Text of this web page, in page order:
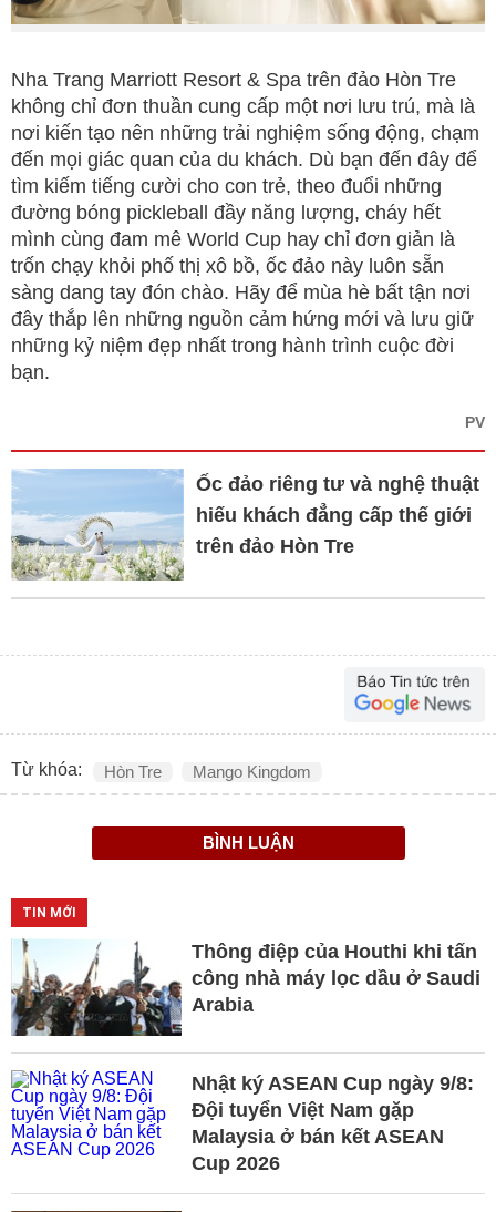
Nha Trang Marriott Resort & Spa trên đảo Hòn Tre
không chỉ đơn thuần cung cấp một nơi lưu trú, mà là
nơi kiến tạo nên những trải nghiệm sống động, chạm
đến mọi giác quan của du khách. Dù bạn đến đây để
tìm kiếm tiếng cười cho con trẻ, theo đuổi những
đường bóng pickleball đầy năng lượng, cháy hết
mình cùng đam mê World Cup hay chỉ đơn giản là
trốn chạy khỏi phố thị xô bồ, ốc đảo này luôn sẵn
sàng dang tay đón chào. Hãy để mùa hè bất tận nơi
đây thắp lên những nguồn cảm hứng mới và lưu giữ
những kỷ niệm đẹp nhất trong hành trình cuộc đời
bạn.
PV
Ốc đảo riêng tư và nghệ thuật
hiếu khách đẳng cấp thế giới
trên đảo Hòn Tre
Từ khóa: Hòn Tre Mango Kingdom
BÌNH LUẬN
TIN MỚI
Thông điệp của Houthi khi tấn
công nhà máy lọc dầu ở Saudi
Arabia
Nhật ký ASEAN Cup ngày 9/8:
Đội tuyển Việt Nam gặp
Malaysia ở bán kết ASEAN
Cup 2026